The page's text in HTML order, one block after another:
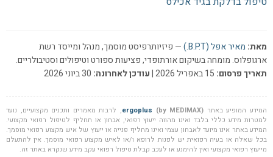
מאת: מאיר אפל (B.P.T.)
— פיזיותרפיסט מוסמך, מנהל ומייסד רשת
ארגופלוס. מומחה בשיקום אורתופדי, פציעות ספורט וטיפולים וסטיבולריים.
תאריך פרסום:
עודכן לאחרונה:
המידע המופיע באתר ergoplus (by MEDIMAX)
, לרבות מאמרים ותכנים מקצועיים, נועד
למטרות מידע כללי בלבד ואינו מהווה ייעוץ רפואי, אבחון או תחליף לטיפול רפואי מקצועי.
המידע באתר אינו מיועד לאבחון עצמי ואינו מחליף פנייה או ייעוץ של איש מקצוע רפואי מוסמך.
בכל שאלה או בעיה רפואית יש לפנות לרופא ו/או לאיש מקצוע רפואי מוסמך. אין להתעלם
מייעוץ רפואי מקצועי ואין להימנע או לעכב קבלת טיפול רפואי עקב מידע שנקרא באתר זה.